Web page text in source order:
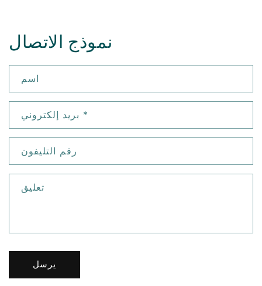
نموذج الاتصال
اسم
*
رقم التليفون
تعليق
يرسل